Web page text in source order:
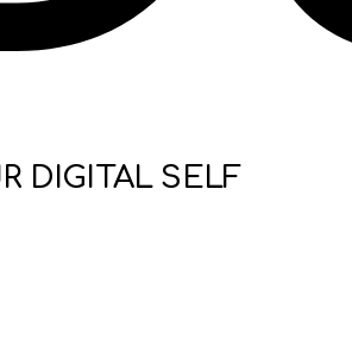
DIGITAL SELF